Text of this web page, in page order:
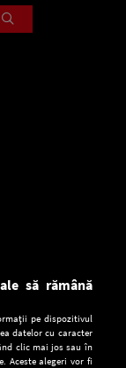
smartphone:
să rămână
pe dispozitivul
datelor cu caracter
clic mai jos sau în
Aceste alegeri vor fi